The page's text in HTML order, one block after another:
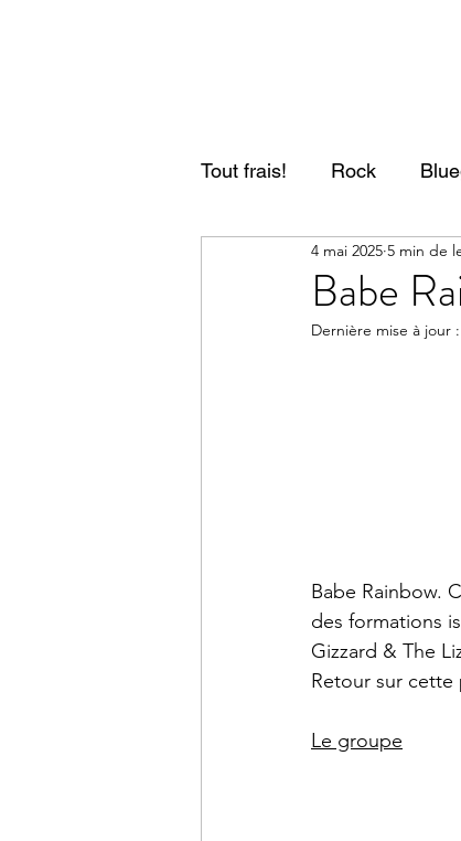
Tout frais! Rock
Psyché/Stoner/Doom
Babe
4 mai 2025 5 min de
Dernière mise à jour :
Babe Rainbow.
des formations
Gizzard & The
Retour sur
Le groupe